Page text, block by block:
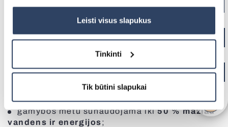
Daugiau informacijos rasite UAB „Dextera“ Slapukų
Leisti visus slapukus
Tinkinti
Tik būtini slapukai
Apsauginės žaliuzės
Visi vartai
Pagrindiniai privalumai
audiniai pagaminti iš 100 % perdirbto
plastiko;
metalinės roleto dalys ir audinys gali būti
perdirbami pakartotinai;
pagaminti panaudojama apie11 perdirbtų
plastikinių butelių;
gamybos metu sunaudojama iki50 % mažiau
vandens ir energijos;